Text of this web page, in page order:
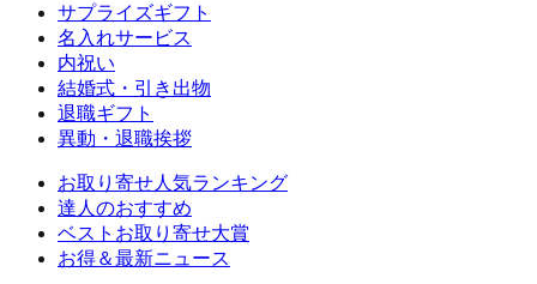
サプライズギフト
名入れサービス
内祝い
結婚式・引き出物
退職ギフト
異動・退職挨拶
お取り寄せ人気ランキング
達人のおすすめ
ベストお取り寄せ大賞
お得＆最新ニュース